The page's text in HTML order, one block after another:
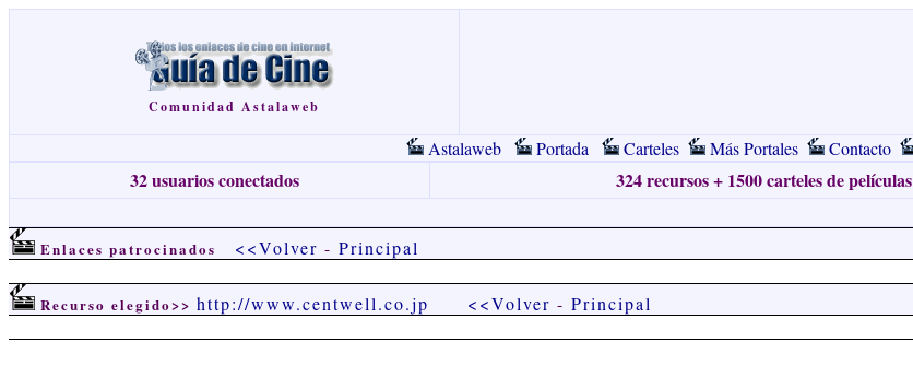
Comunidad Astalaweb
Astalaweb Portada Carteles Más Portales Contacto
32 usuarios conectados 324 recursos + 1500 carteles de películas
Enlaces patrocinados <<Volver - Principal
Recurso elegido>> http://www.centwell.co.jp <<Volver - Principal